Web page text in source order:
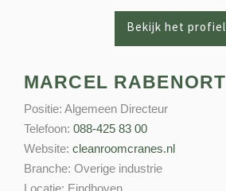
MARCEL RABENORT
Positie: Algemeen Directeur
Telefoon: 088-425 83 00
Website: cleanroomcranes.nl
Branche: Overige industrie
Locatie: Eindhoven